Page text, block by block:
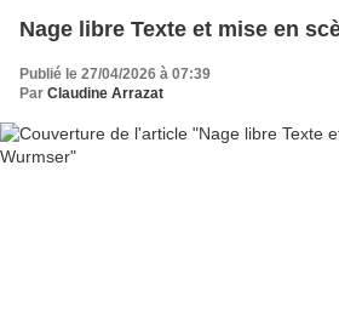
Nage libre Texte et mise en
Publié le 27/04/2026 à 07:39
Par Claudine Arrazat